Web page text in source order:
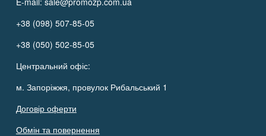
+38 (098) 507-85-05
+38 (050) 502-85-05
Центральний офіс:
м. Запоріжжя, провулок Рибальський 1
Договір оферти
Обмін та повернення